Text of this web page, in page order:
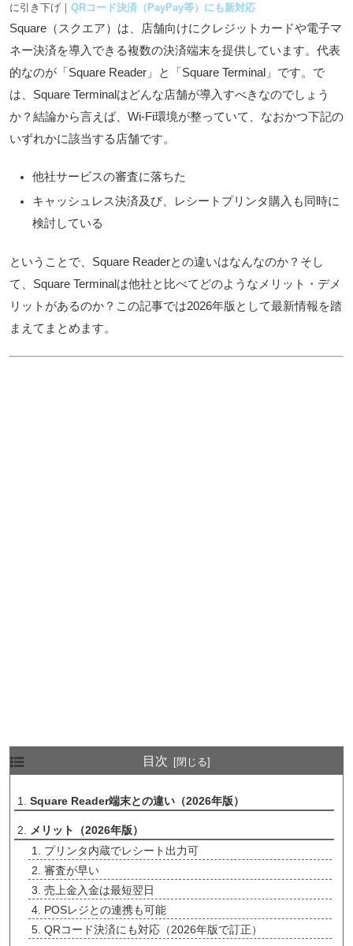
に引き下げ｜ QRコード決済（PayPay等）にも新対応
Square（スクエア）は、店舗向けにクレジットカードや電子マ
ネー決済を導入できる複数の決済端末を提供しています。代表
的なのが「Square Reader」と「Square Terminal」です。で
は、Square Terminalはどんな店舗が導入すべきなのでしょう
か？結論から言えば、Wi-Fi環境が整っていて、なおかつ下記の
いずれかに該当する店舗です。
他社サービスの審査に落ちた
キャッシュレス決済及び、レシートプリンタ購入も同時に
検討している
ということで、Square Readerとの違いはなんなのか？そし
て、Square Terminalは他社と比べてどのようなメリット・デメ
リットがあるのか？この記事では2026年版として最新情報を踏
まえてまとめます。
目次
Square Reader端末との違い（2026年版）
メリット（2026年版）
プリンタ内蔵でレシート出力可
審査が早い
売上金入金は最短翌日
POSレジとの連携も可能
QRコード決済にも対応（2026年版で訂正）